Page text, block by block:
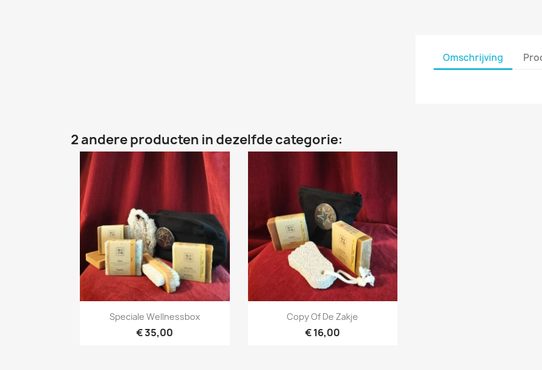
Omschrijving
2 andere producten in dezelfde categorie:
Snel bekijken
Speciale Wellnessbox
€ 35,00
Snel bekijken
Copy Of De Zakje
€ 16,00